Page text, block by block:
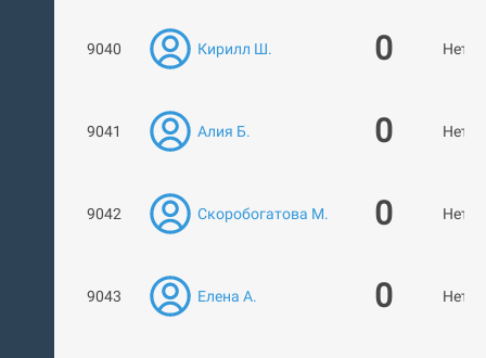
9040 Кирилл Ш. 0 Нет
9041 Алия Б. 0 Нет
9042 Скоробогатова М. 0 Нет
9043 Елена А. 0 Нет